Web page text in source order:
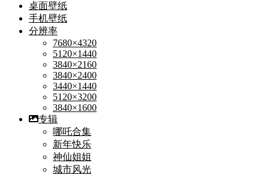
桌面壁纸
手机壁纸
分辨率
7680×4320
5120×1440
3840×2160
3840×2400
3440×1440
5120×3200
3840×1600
专辑
哪吒合集
新年快乐
神仙姐姐
城市风光